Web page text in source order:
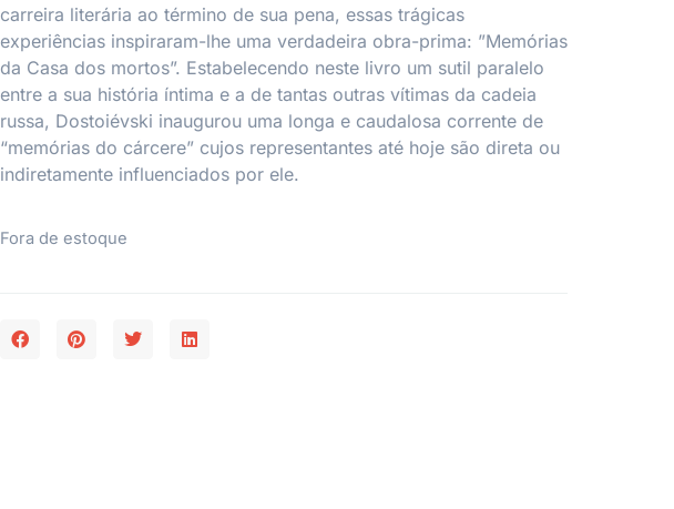
carreira literária ao término de sua pena, essas trágicas
experiências inspiraram-lhe uma verdadeira obra-prima: ”Memórias
da Casa dos mortos”. Estabelecendo neste livro um sutil paralelo
entre a sua história íntima e a de tantas outras vítimas da cadeia
russa, Dostoiévski inaugurou uma longa e caudalosa corrente de
“memórias do cárcere” cujos representantes até hoje são direta ou
indiretamente influenciados por ele.
Fora de estoque